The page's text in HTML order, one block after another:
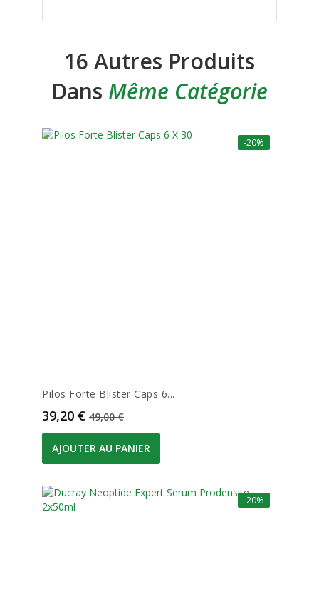
16 Autres Produits
Dans Même Catégorie
-20%
Pilos Forte Blister Caps 6...
Prix
39,20 € Prix de base
49,00 €
AJOUTER AU PANIER
-20%